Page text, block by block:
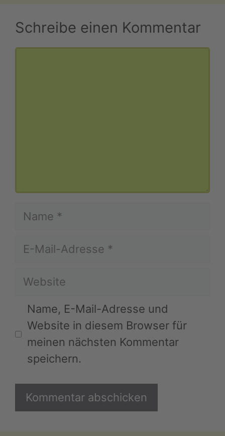
Schreibe einen Kommentar
Name
E-
Adresse
Website
Name, E-Mail-Adresse und
Website in diesem Browser für
meinen nächsten Kommentar
speichern.